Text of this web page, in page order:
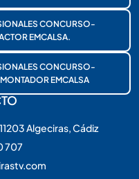
CONCURSO-
EMCALSA.
CONCURSO-
EMCALSA
Algeciras, Cádiz
707